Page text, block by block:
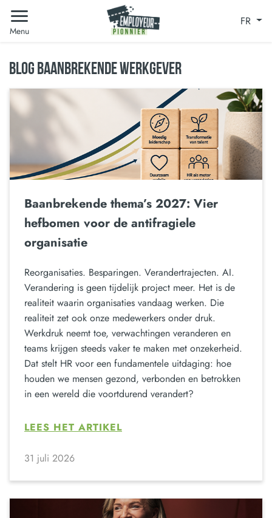
Menu
FR
BLOG BAANBREKENDE WERKGEVER
Baanbrekende thema’s 2027: Vier
hefbomen voor de antifragiele
organisatie
Reorganisaties. Besparingen. Verandertrajecten. AI.
Verandering is geen tijdelijk project meer. Het is de
realiteit waarin organisaties vandaag werken. Die
realiteit zet ook onze medewerkers onder druk.
Werkdruk neemt toe, verwachtingen veranderen en
teams krijgen steeds vaker te maken met onzekerheid.
Dat stelt HR voor een fundamentele uitdaging: hoe
houden we mensen gezond, verbonden en betrokken
in een wereld die voortdurend verandert?
LEES HET ARTIKEL
31 juli 2026